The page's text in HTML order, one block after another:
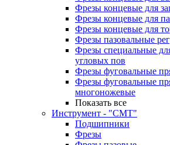
Фрезы концевые для
Фрезы концевые для
Фрезы концевые для
Фрезы пазовальные
Фрезы специальные
угловых пов
Фрезы фуговальные
Фрезы фуговальные
многоножевые
Показать все
Инструмент - "СМТ"
Подшипники
Фрезы